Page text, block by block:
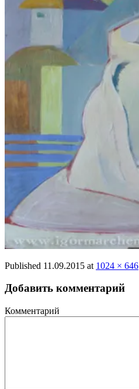
Published 11.09.2015 at 1024 × 646
Добавить комментарий
Комментарий